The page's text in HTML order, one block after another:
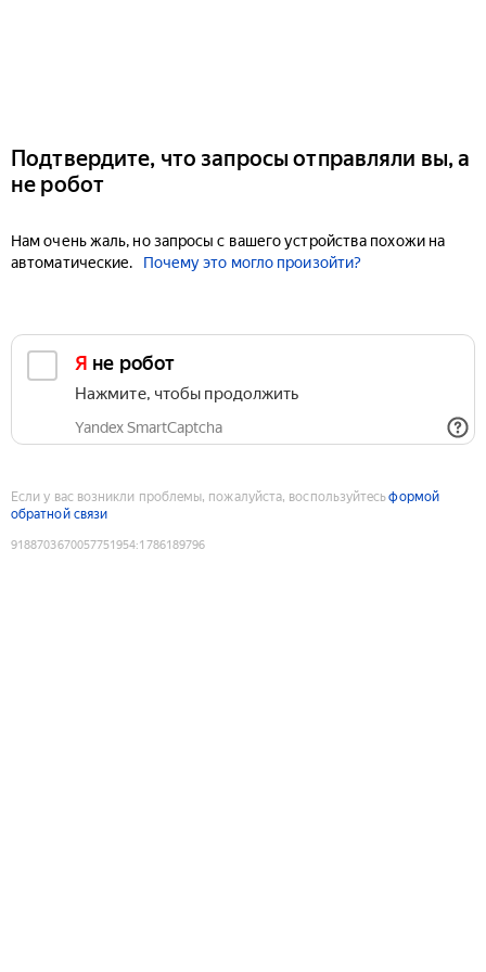
Подтвердите, что запросы отправляли вы, а
не робот
Нам очень жаль, но запросы с вашего устройства похожи на
автоматические.
Почему это могло произойти?
Я не робот
Нажмите, чтобы продолжить
Yandex SmartCaptcha
Если у вас возникли проблемы, пожалуйста, воспользуйтесьформой
обратной связи
9188703670057751954:1786189796